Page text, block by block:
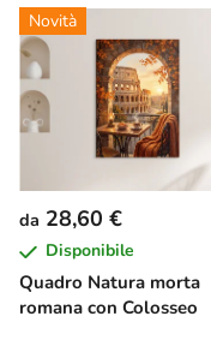
Novità
Quadro Natura morta
romana con Colosseo
da 28,60 €
Disponibile